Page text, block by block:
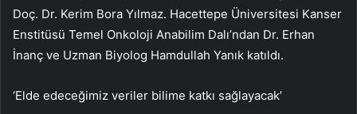
Doç. Dr. Kerim Bora Yılmaz. Hacettepe Üniversitesi Kanser
Enstitüsü Temel Onkoloji Anabilim Dalı’ndan Dr. Erhan
İnanç ve Uzman Biyolog Hamdullah Yanık katıldı.
‘Elde edeceğimiz veriler bilime katkı sağlayacak’